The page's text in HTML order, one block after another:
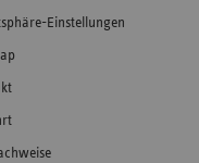
Einstellungen